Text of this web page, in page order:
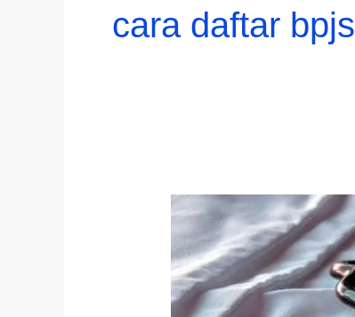
cara daftar bpjs